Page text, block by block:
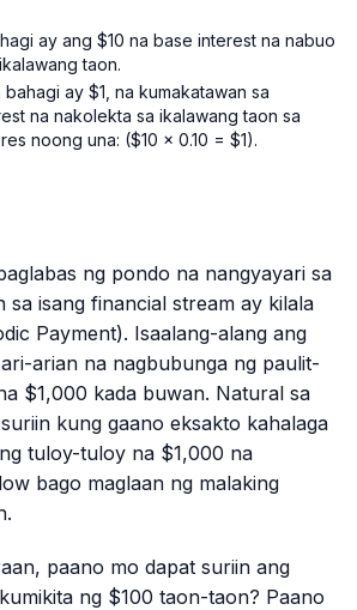
ay ang $10 na base interest na nabuo
taon.
ay $1, na kumakatawan sa
na nakolekta sa ikalawang taon sa
noong una: ($10 × 0.10 = $1).
ng pondo na nangyayari sa
sa isang financial stream ay kilala
Payment). Isaalang-alang ang
arian na nagbubunga ng paulit-
$1,000 kada buwan. Natural sa
kung gaano eksakto kahalaga
tuloy-tuloy na $1,000 na
bago maglaan ng malaking
paano mo dapat suriin ang
ng $100 taon-taon? Paano